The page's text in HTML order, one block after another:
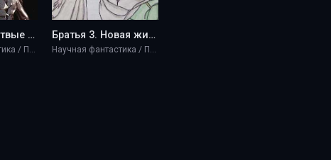
Братья 4. Мертвые мечты - Knight
Научная фантастика / Приключение
Братья 3. Новая жизнь. - Knight
Научная фантастика / Приключение